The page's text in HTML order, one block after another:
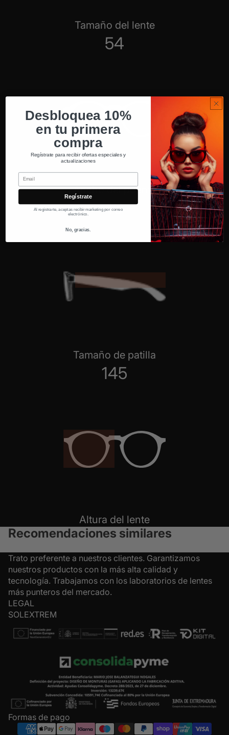
Tamaño del lente
54
Ancho del puente
16
Tamaño de patilla
145
Altura del lente
Recomendaciones similares
Trato preferente a nuestros clientes. Garantizamos
nuestros productos con la más alta calidad y
tecnología. Trabajamos con los laboratorios de lentes
más punteros del mercado.
LEGAL
SOLEXTREM
Formas de pago
Desbloquea 10%
en tu primera
compra
Regístrate para recibir ofertas especiales y
actualizaciones
Email
Regístrate
Al registrarte, aceptas recibir marketing por correo
electrónico.
No, gracias.